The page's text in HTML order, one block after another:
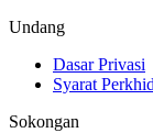
Undang
Dasar Privasi
Syarat
Sokongan